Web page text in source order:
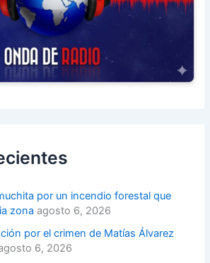
por un incendio forestal que
zona agosto 6, 2026
por el crimen de Matías Álvarez
6, 2026